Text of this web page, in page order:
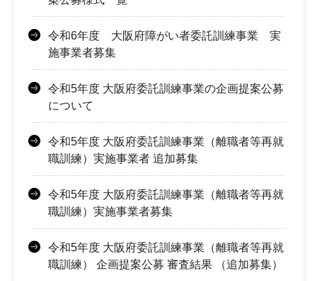
令和6年度 大阪府障がい者委託訓練事業 実
施事業者募集
令和5年度 大阪府委託訓練事業の企画提案公募
について
令和5年度 大阪府委託訓練事業（離職者等再就
職訓練）実施事業者 追加募集
令和5年度 大阪府委託訓練事業（離職者等再就
職訓練）実施事業者募集
令和5年度 大阪府委託訓練事業（離職者等再就
職訓練） 企画提案公募 審査結果 （追加募集）